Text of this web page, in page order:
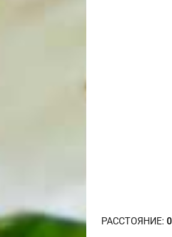
РАССТОЯНИЕ: 0